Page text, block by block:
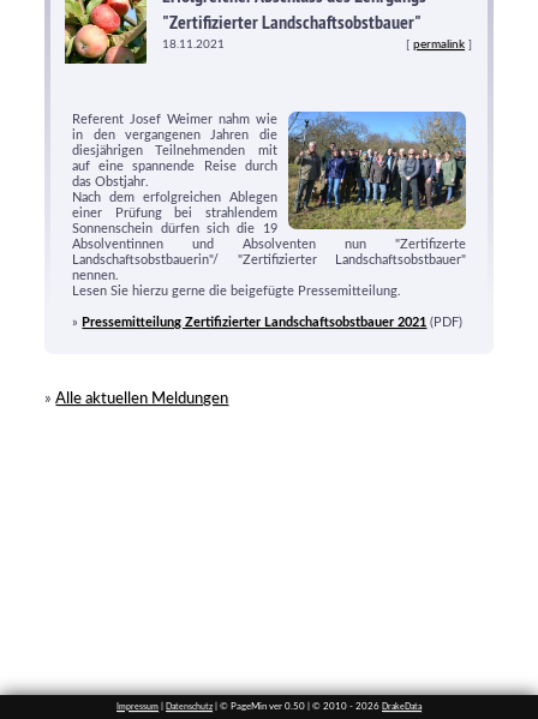
"Zertifizierter Landschaftsobstbauer"
[permalink ]
18.11.2021
Referent Josef Weimer nahm wie
in den vergangenen Jahren die
diesjährigen Teilnehmenden mit
auf eine spannende Reise durch
das Obstjahr.
Nach dem erfolgreichen Ablegen
einer Prüfung bei strahlendem
Sonnenschein dürfen sich die 19
Absolventinnen und Absolventen nun "Zertifizerte
Landschaftsobstbauerin"/ "Zertifizierter Landschaftsobstbauer"
nennen.
Lesen Sie hierzu gerne die beigefügte Pressemitteilung.
» Pressemitteilung Zertifizierter Landschaftsobstbauer 2021 (PDF)
»Alle aktuellen Meldungen
Impressum Datenschutz| © PageMin ver 0.50 | © 2010 - 2026 DrakeData